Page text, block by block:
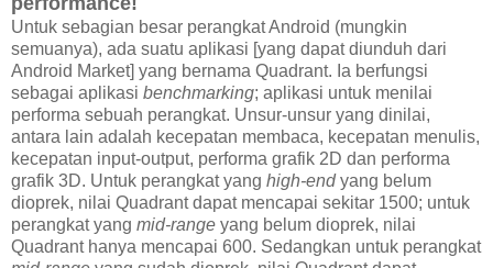
Untuk sebagian besar perangkat Android (mungkin
semuanya), ada suatu aplikasi [yang dapat diunduh dari
Android Market] yang bernama Quadrant. Ia berfungsi
sebagai aplikasi benchmarking; aplikasi untuk menilai
performa sebuah perangkat. Unsur-unsur yang dinilai,
antara lain adalah kecepatan membaca, kecepatan menulis,
kecepatan input-output, performa grafik 2D dan performa
grafik 3D. Untuk perangkat yang high-endyang belum
dioprek, nilai Quadrant dapat mencapai sekitar 1500; untuk
perangkat yang mid-range yang belum dioprek, nilai
Quadrant hanya mencapai 600. Sedangkan untuk perangkat